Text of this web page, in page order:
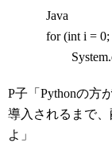
Java
for (int i = 0; i
P子「Pythonの方
導入されるまで
よ」